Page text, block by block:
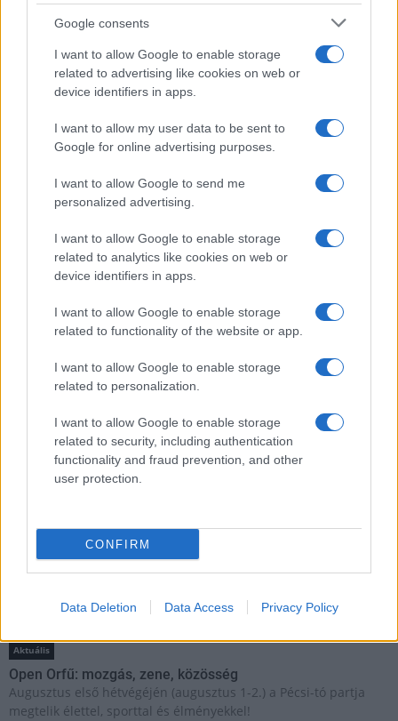
Google consents
I want to allow Google to enable storage
related to advertising like cookies on web or
device identifiers in apps.
I want to allow my user data to be sent to
Google for online advertising purposes.
I want to allow Google to send me
personalized advertising.
I want to allow Google to enable storage
related to analytics like cookies on web or
device identifiers in apps.
I want to allow Google to enable storage
related to functionality of the website or app.
I want to allow Google to enable storage
related to personalization.
I want to allow Google to enable storage
related to security, including authentication
functionality and fraud prevention, and other
user protection.
CONFIRM
Data Deletion Data Access Privacy Policy
Miért éri meg Afrikában utat építeni?
Minden, amit a GED Afrika projektről
tudni kell
Kihívások labirintusában
Túlfogyasztás napja - július 30-ra
felhasználta az emberiség a Föld egész
évre elegendő erőforrásait
E-mail cím
szabályzatot!
FELIRATKOZÁS
Aktuális
Open Orfű: mozgás, zene, közösség
Augusztus első hétvégéjén (augusztus 1-2.) a Pécsi-tó partja
megtelik élettel, sporttal és élményekkel!